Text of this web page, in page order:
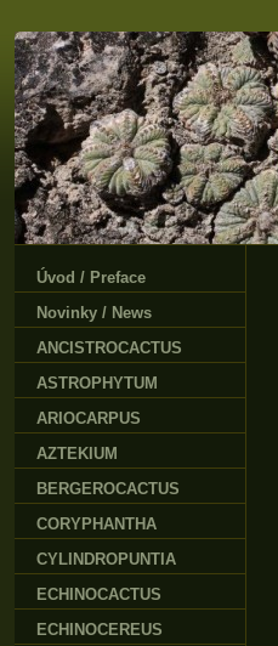
Úvod / Preface
Novinky / News
ANCISTROCACTUS
ASTROPHYTUM
ARIOCARPUS
AZTEKIUM
BERGEROCACTUS
CORYPHANTHA
CYLINDROPUNTIA
ECHINOCACTUS
ECHINOCEREUS